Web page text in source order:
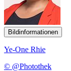
Bildinformationen
Ye-One Rhie
© @Photothek